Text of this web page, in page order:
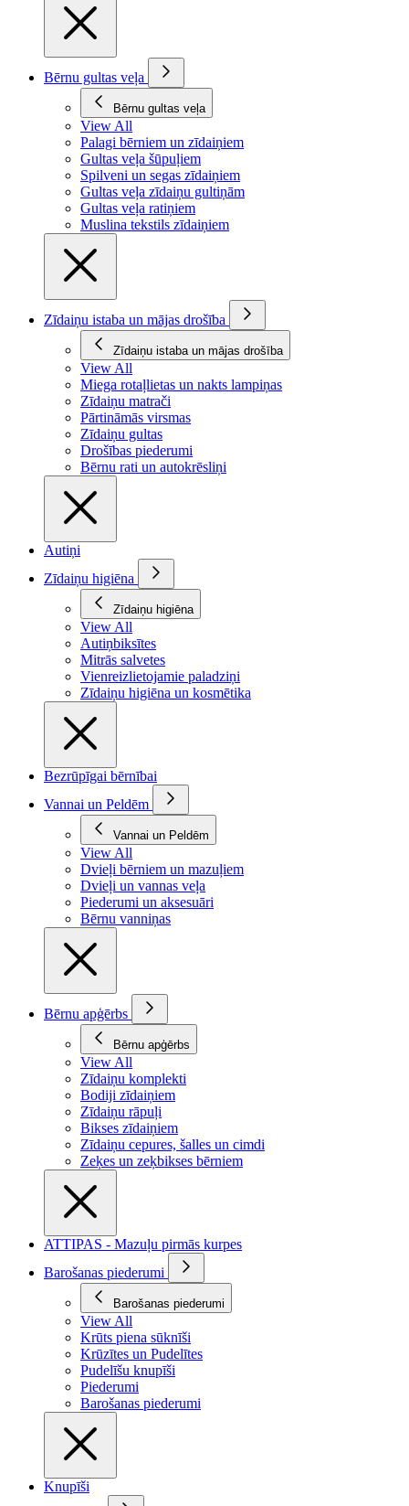
Bērnu gultas veļa
Bērnu gultas veļa
View All
Palagi bērniem un zīdaiņiem
Gultas veļa šūpuļiem
Spilveni un segas zīdaiņiem
Gultas veļa zīdaiņu gultiņām
Gultas veļa ratiņiem
Muslina tekstils zīdaiņiem
Zīdaiņu istaba un mājas drošība
Zīdaiņu istaba un mājas drošība
View All
Miega rotaļlietas un nakts lampiņas
Zīdaiņu matrači
Pārtināmās virsmas
Zīdaiņu gultas
Drošības piederumi
Bērnu rati un autokrēsliņi
Autiņi
Zīdaiņu higiēna
Zīdaiņu higiēna
View All
Autiņbiksītes
Mitrās salvetes
Vienreizlietojamie paladziņi
Zīdaiņu higiēna un kosmētika
Bezrūpīgai bērnībai
Vannai un Peldēm
Vannai un Peldēm
View All
Dvieļi bērniem un mazuļiem
Dvieļi un vannas veļa
Piederumi un aksesuāri
Bērnu vanniņas
Bērnu apģērbs
Bērnu apģērbs
View All
Zīdaiņu komplekti
Bodiji zīdaiņiem
Zīdaiņu rāpuļi
Bikses zīdaiņiem
Zīdaiņu cepures, šalles un cimdi
Zeķes un zeķbikses bērniem
ATTIPAS - Mazuļu pirmās kurpes
Barošanas piederumi
Barošanas piederumi
View All
Krūts piena sūknīši
Krūzītes un Pudelītes
Pudelīšu knupīši
Piederumi
Barošanas piederumi
Knupīši